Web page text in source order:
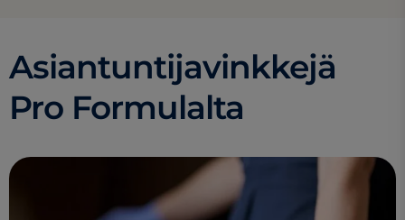
Asiantuntijavinkkejä
Pro Formulalta